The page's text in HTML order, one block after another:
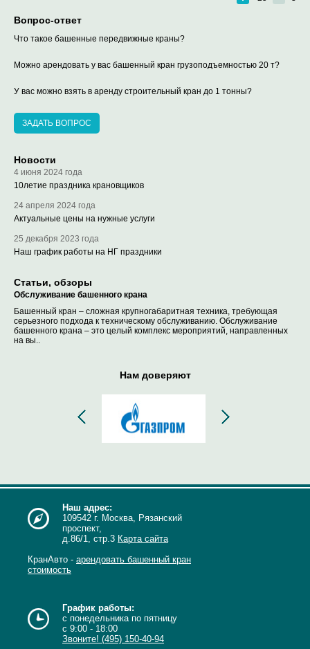
Вопрос-ответ
Что такое башенные передвижные краны?
Можно арендовать у вас башенный кран грузоподъемностью 20 т?
У вас можно взять в аренду строительный кран до 1 тонны?
ЗАДАТЬ ВОПРОС
Новости
4 июня 2024 года
10летие праздника крановщиков
24 апреля 2024 года
Актуальные цены на нужные услуги
25 декабря 2023 года
Наш график работы на НГ праздники
Статьи, обзоры
Обслуживание башенного крана
Башенный кран – сложная крупногабаритная техника, требующая
серьезного подхода к техническому обслуживанию. Обслуживание
башенного крана – это целый комплекс мероприятий, направленных
на вы..
Нам доверяют
Наш адрес:
109542 г. Москва, Рязанский
проспект,
д.86/1, стр.3 Карта сайта
КранАвто - арендовать башенный кран
стоимость
График работы:
с понедельника по пятницу
с 9:00 - 18:00
Звоните! (495) 150-40-94